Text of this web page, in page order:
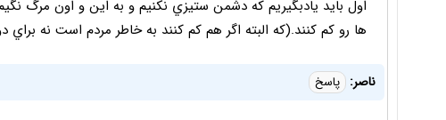
اول بايد يادبگيريم که دشمن ستيزي نکنيم و به اين و اون مرگ
ها رو کم کنند.(که البته اگر هم کم کنند به خاطر مردم است نه براي
ناصر: پاسخ